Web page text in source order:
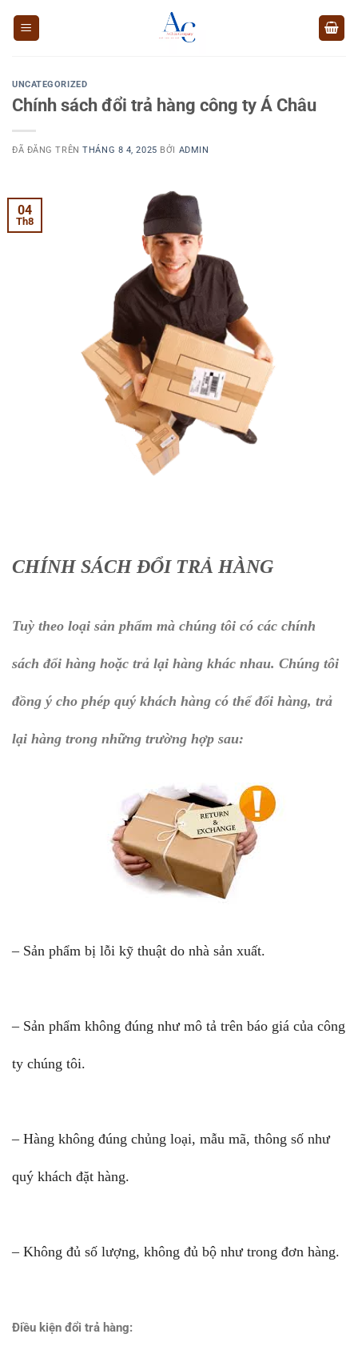
UNCATEGORIZED
Chính sách đổi trả hàng công ty Á Châu
ĐÃ ĐĂNG TRÊNTHÁNG 8 4, 2025 BỞI ADMIN
04
Th8
CHÍNH SÁCH ĐỔI TRẢ HÀNG
Tuỳ theo loại sản phẩm mà chúng tôi có các chính
sách đổi hàng hoặc trả lại hàng khác nhau. Chúng tôi
đồng ý cho phép quý khách hàng có thể đổi hàng, trả
lại hàng trong những trường hợp sau:
– Sản phẩm bị lỗi kỹ thuật do nhà sản xuất.
– Sản phẩm không đúng như mô tả trên báo giá của công
ty chúng tôi.
– Hàng không đúng chủng loại, mẫu mã, thông số như
quý khách đặt hàng.
– Không đủ số lượng, không đủ bộ như trong đơn hàng.
Điều kiện đổi trả hàng: